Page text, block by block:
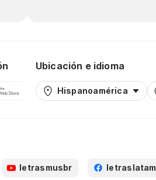
Ubicación e idioma
Hispanoamérica
letrasmusbr letraslatam